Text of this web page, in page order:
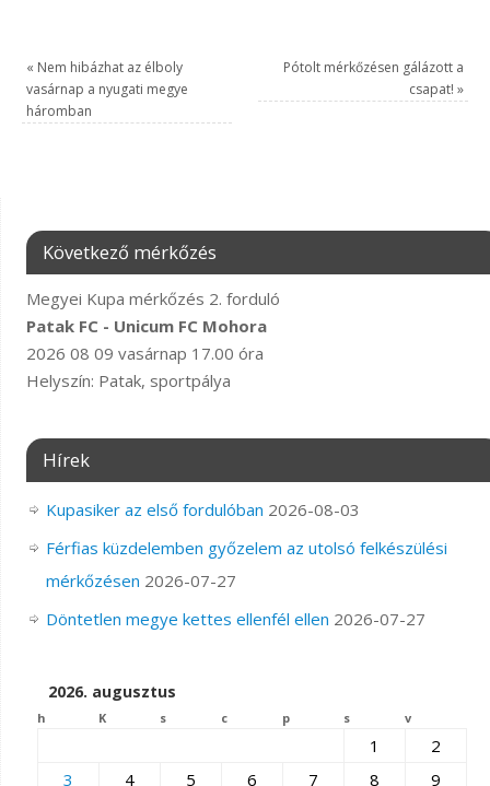
« Nem hibázhat az élboly
vasárnap a nyugati megye
háromban
Pótolt mérkőzésen gálázott a
csapat! »
Következő mérkőzés
Megyei Kupa mérkőzés 2. forduló
Patak FC - Unicum FC Mohora
2026 08 09 vasárnap 17.00 óra
Helyszín: Patak, sportpálya
Hírek
Kupasiker az első fordulóban 2026-08-03
Férfias küzdelemben győzelem az utolsó felkészülési
mérkőzésen 2026-07-27
Döntetlen megye kettes ellenfél ellen 2026-07-27
2026. augusztus
h K s c p s v
1
2
3
4 5 6 7 8 9